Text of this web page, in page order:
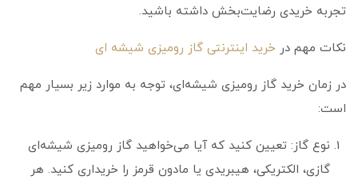
تجربه خریدی رضایت‌بخش داشته باشید.
نکات مهم در خرید اینترنتی گاز رومیزی شیشه ای
در زمان خرید گاز رومیزی شیشه‌ای، توجه به موارد زیر بسیار مهم
است:
نوع گاز: تعیین کنید که آیا می‌خواهید گاز رومیزی شیشه‌ای
گازی، الکتریکی، هیبریدی یا مادون قرمز را خریداری کنید. هر